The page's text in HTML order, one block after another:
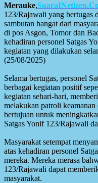
Merauke,
123/Rajawali yang bertugas
sambutan hangat dari
di pos Asgon, Tomor dan
kehadiran personel Satgas
kegiatan yang dilakukan
(25/08/2025)
‎Selama bertugas, personel
berbagai kegiatan positif
kegiatan sehari-hari,
melakukan patroli
bertujuan untuk
Satgas Yonif 123/Rajawali
‎Masyarakat setempat
atas kehadiran personel
mereka. Mereka merasa
123/Rajawali dapat
masyarakat.